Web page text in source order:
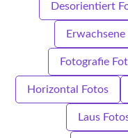
Desorientiert
Erwachsene
Fotografie
Horizontal Fotos
Laus